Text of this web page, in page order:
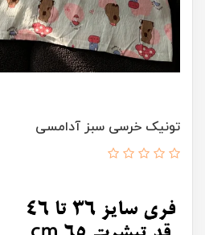
تونیک خرسی سبز آدامسی